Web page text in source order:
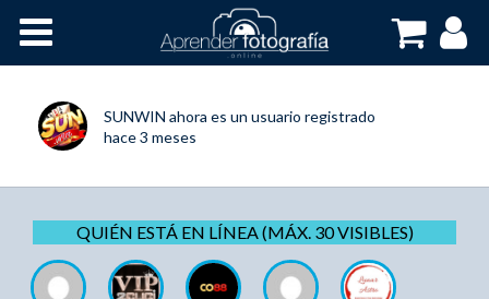
Cursos OnLine
SUNWIN ahora es un usuario registrado
hace 3 meses
QUIÉN ESTÁ EN LÍNEA (MÁX. 30 VISIBLES)